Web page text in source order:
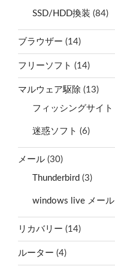
SSD/HDD換装 (84)
ブラウザー (14)
フリーソフト (14)
マルウェア駆除 (13)
フィッシングサイト
迷惑ソフト (6)
メール (30)
Thunderbird (3)
windows live メール
リカバリー (14)
ルーター (4)